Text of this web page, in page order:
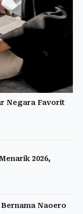
Negara Favorit
2026,
Naoero